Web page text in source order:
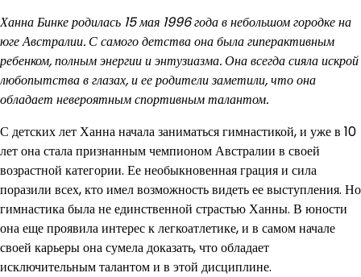
Ханна Бинке родилась 15 мая 1996 года в небольшом городке на
юге Австралии. С самого детства она была гиперактивным
ребенком, полным энергии и энтузиазма. Она всегда сияла искрой
любопытства в глазах, и ее родители заметили, что она
обладает невероятным спортивным талантом.
С детских лет Ханна начала заниматься гимнастикой, и уже в 10
лет она стала признанным чемпионом Австралии в своей
возрастной категории. Ее необыкновенная грация и сила
поразили всех, кто имел возможность видеть ее выступления. Но
гимнастика была не единственной страстью Ханны. В юности
она еще проявила интерес к легкоатлетике, и в самом начале
своей карьеры она сумела доказать, что обладает
исключительным талантом и в этой дисциплине.